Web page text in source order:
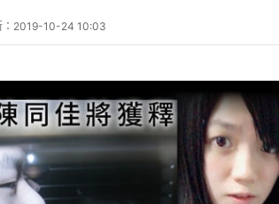
2019-10-24 10:03